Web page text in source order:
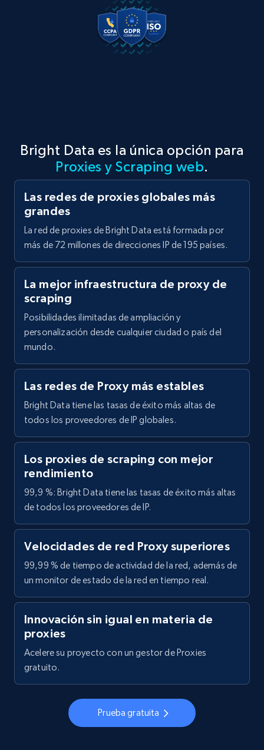
Bright Data es la única opción para
Proxies y Scraping web.
Las redes de proxies globales más
grandes
La red de proxies de Bright Data está formada por
más de 72 millones de direcciones IP de 195 países.
La mejor infraestructura de proxy de
scraping
Posibilidades ilimitadas de ampliación y
personalización desde cualquier ciudad o país del
mundo.
Las redes de Proxy más estables
Bright Data tiene las tasas de éxito más altas de
todos los proveedores de IP globales.
Los proxies de scraping con mejor
rendimiento
99,9 %: Bright Data tiene las tasas de éxito más altas
de todos los proveedores de IP.
Velocidades de red Proxy superiores
99,99 % de tiempo de actividad de la red, además de
un monitor de estado de la red en tiempo real.
Innovación sin igual en materia de
proxies
Acelere su proyecto con un gestor de Proxies
gratuito.
Prueba gratuita